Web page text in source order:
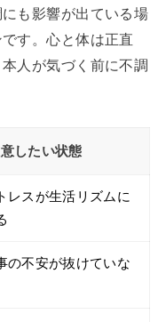
も影響が出ている場
す。心と体は正直
人が気づく前に不調
したい状態
レスが生活リズムに
の不安が抜けていな